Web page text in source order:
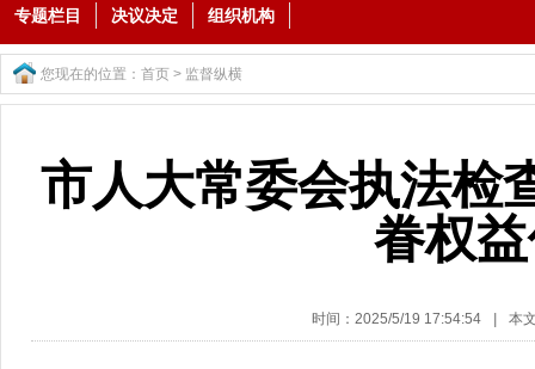
专题栏目
决议决定 组织机构
您现在的位置： 首页 > 监督纵横
市人大常委会执法检
眷权
时间：2025/5/19 17:54:54 本